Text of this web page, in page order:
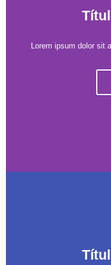
Lorem ipsum dolor sit